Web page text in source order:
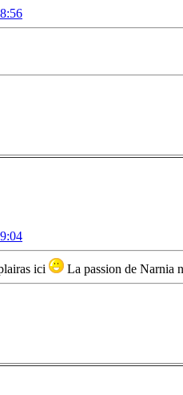
ici La passion de Narnia